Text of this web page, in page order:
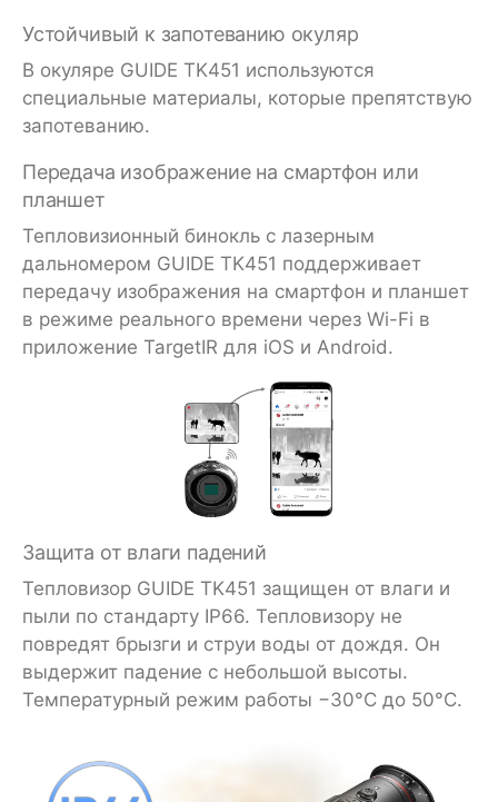
Устойчивый к запотеванию окуляр
В окуляре GUIDE TK451 используются
специальные материалы, которые препятствую
запотеванию.
Передача изображение на смартфон или
планшет
Тепловизионный бинокль с лазерным
дальномером GUIDE TK451 поддерживает
передачу изображения на смартфон и планшет
в режиме реального времени через Wi-Fi в
приложение TargetIR для iOS и Android.
Защита от влаги падений
Тепловизор GUIDE TK451 защищен от влаги и
пыли по стандарту IP66. Тепловизору не
повредят брызги и струи воды от дождя. Он
выдержит падение с небольшой высоты.
Температурный режим работы −30°C до 50°C.